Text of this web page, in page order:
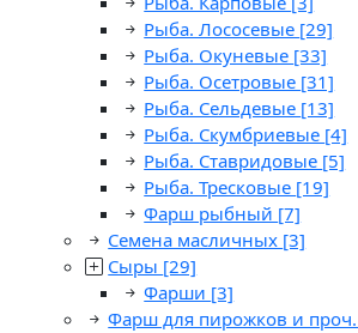
Рыба. Лососевые [29]
Рыба. Окуневые [33]
Рыба. Осетровые [31]
Рыба. Сельдевые [13]
Рыба. Скумбриевые [4]
Рыба. Ставридовые [5]
Рыба. Тресковые [19]
Фарш рыбный [7]
Семена масличных [3]
Сыры [29]
Фарши [3]
Фарш для пирожков и проч.